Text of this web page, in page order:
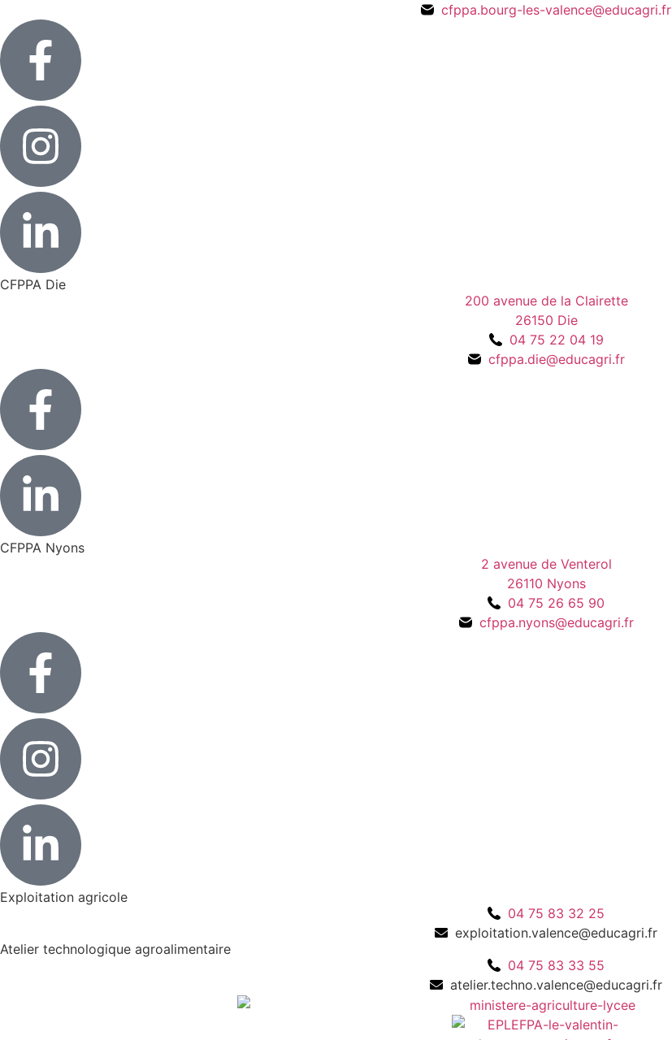
cfppa.bourg-les-valence@educagri.fr
CFPPA Die
200 avenue de la Clairette
26150 Die
04 75 22 04 19
cfppa.die@educagri.fr
CFPPA Nyons
2 avenue de Venterol
26110 Nyons
04 75 26 65 90
cfppa.nyons@educagri.fr
Exploitation agricole
04 75 83 32 25
exploitation.valence@educagri.fr
Atelier technologique agroalimentaire
04 75 83 33 55
atelier.techno.valence@educagri.fr